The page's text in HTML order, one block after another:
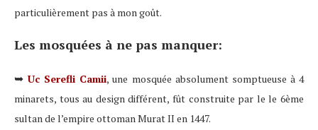
particulièrement pas à mon goût.
Les mosquées à ne pas manquer:
➥ Uc Serefli Camii, une mosquée absolument somptueuse à 4
minarets, tous au design différent, fût construite par le le 6ème
sultan de l’empire ottoman Murat II en 1447.